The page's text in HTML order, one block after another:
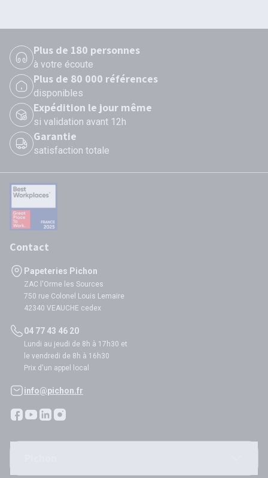
Plus de 180 personnes
à votre écoute
Plus de 80 000 références
disponibles
Expédition le jour même
si validation avant 12h
Garantie
satisfaction totale
Contact
Papeteries Pichon
ZAC l'Orme les Sources
750 rue Colonel Louis Lemaire
42340 VEAUCHE cedex
04 77 43 46 20
Lundi au jeudi de 8h à 17h30 et
le vendredi de 8h à 16h30
Prix d'un appel local
info@pichon.fr